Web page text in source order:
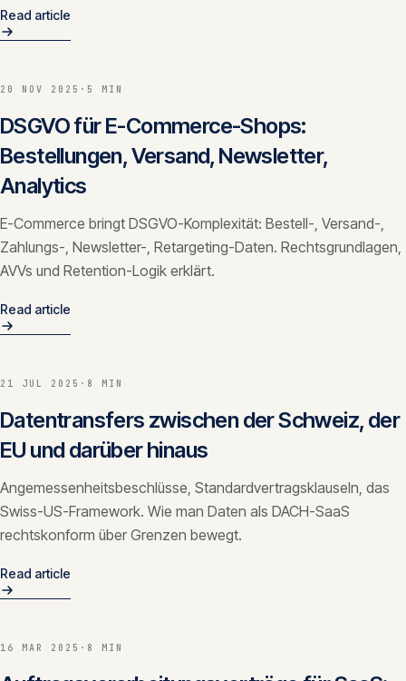
Read article
20 NOV 2025 · 5 MIN
DSGVO für E-Commerce-Shops:
Bestellungen, Versand, Newsletter,
Analytics
E-Commerce bringt DSGVO-Komplexität: Bestell-, Versand-,
Zahlungs-, Newsletter-, Retargeting-Daten. Rechtsgrundlagen,
AVVs und Retention-Logik erklärt.
Read article
21 JUL 2025 · 8 MIN
Datentransfers zwischen der Schweiz, der
EU und darüber hinaus
Angemessenheitsbeschlüsse, Standardvertragsklauseln, das
Swiss-US-Framework. Wie man Daten als DACH-SaaS
rechtskonform über Grenzen bewegt.
Read article
16 MAR 2025 · 8 MIN